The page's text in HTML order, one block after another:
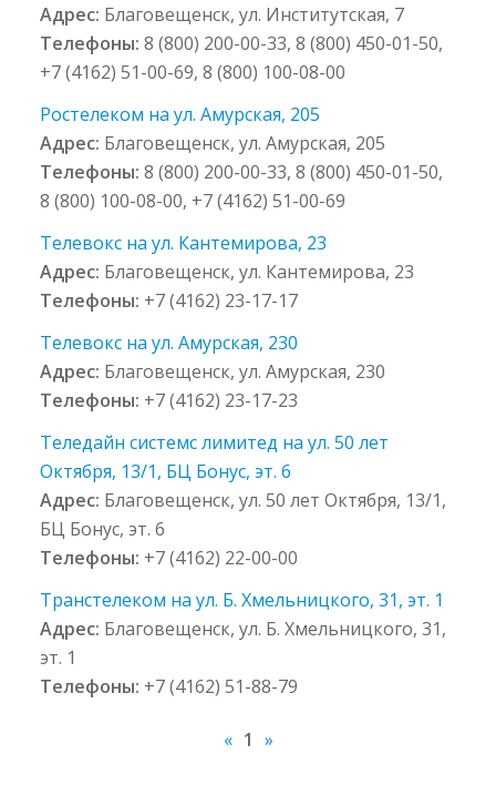
Адрес: Благовещенск, ул. Институтская, 7
Телефоны:8 (800) 200-00-33, 8 (800) 450-01-50,
+7 (4162) 51-00-69, 8 (800) 100-08-00
Ростелеком на ул. Амурская, 205
Адрес: Благовещенск, ул. Амурская, 205
Телефоны:8 (800) 200-00-33, 8 (800) 450-01-50,
8 (800) 100-08-00, +7 (4162) 51-00-69
Телевокс на ул. Кантемирова, 23
Адрес: Благовещенск, ул. Кантемирова, 23
Телефоны: +7 (4162) 23-17-17
Телевокс на ул. Амурская, 230
Адрес: Благовещенск, ул. Амурская, 230
Телефоны: +7 (4162) 23-17-23
Теледайн системс лимитед на ул. 50 лет
Октября, 13/1, БЦ Бонус, эт. 6
Адрес: Благовещенск, ул. 50 лет Октября, 13/1,
БЦ Бонус, эт. 6
Телефоны: +7 (4162) 22-00-00
Транстелеком на ул. Б. Хмельницкого, 31, эт. 1
Адрес: Благовещенск, ул. Б. Хмельницкого, 31,
эт. 1
Телефоны: +7 (4162) 51-88-79
« 1 »